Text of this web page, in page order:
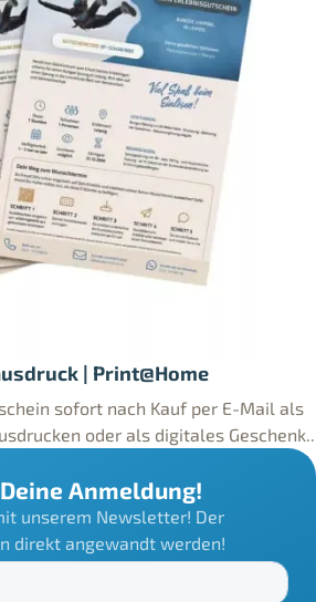
| Print@Home
sofort nach Kauf per E-Mail als
oder als digitales Geschenk..
Anmeldung!
unserem Newsletter! Der
direkt angewandt werden!